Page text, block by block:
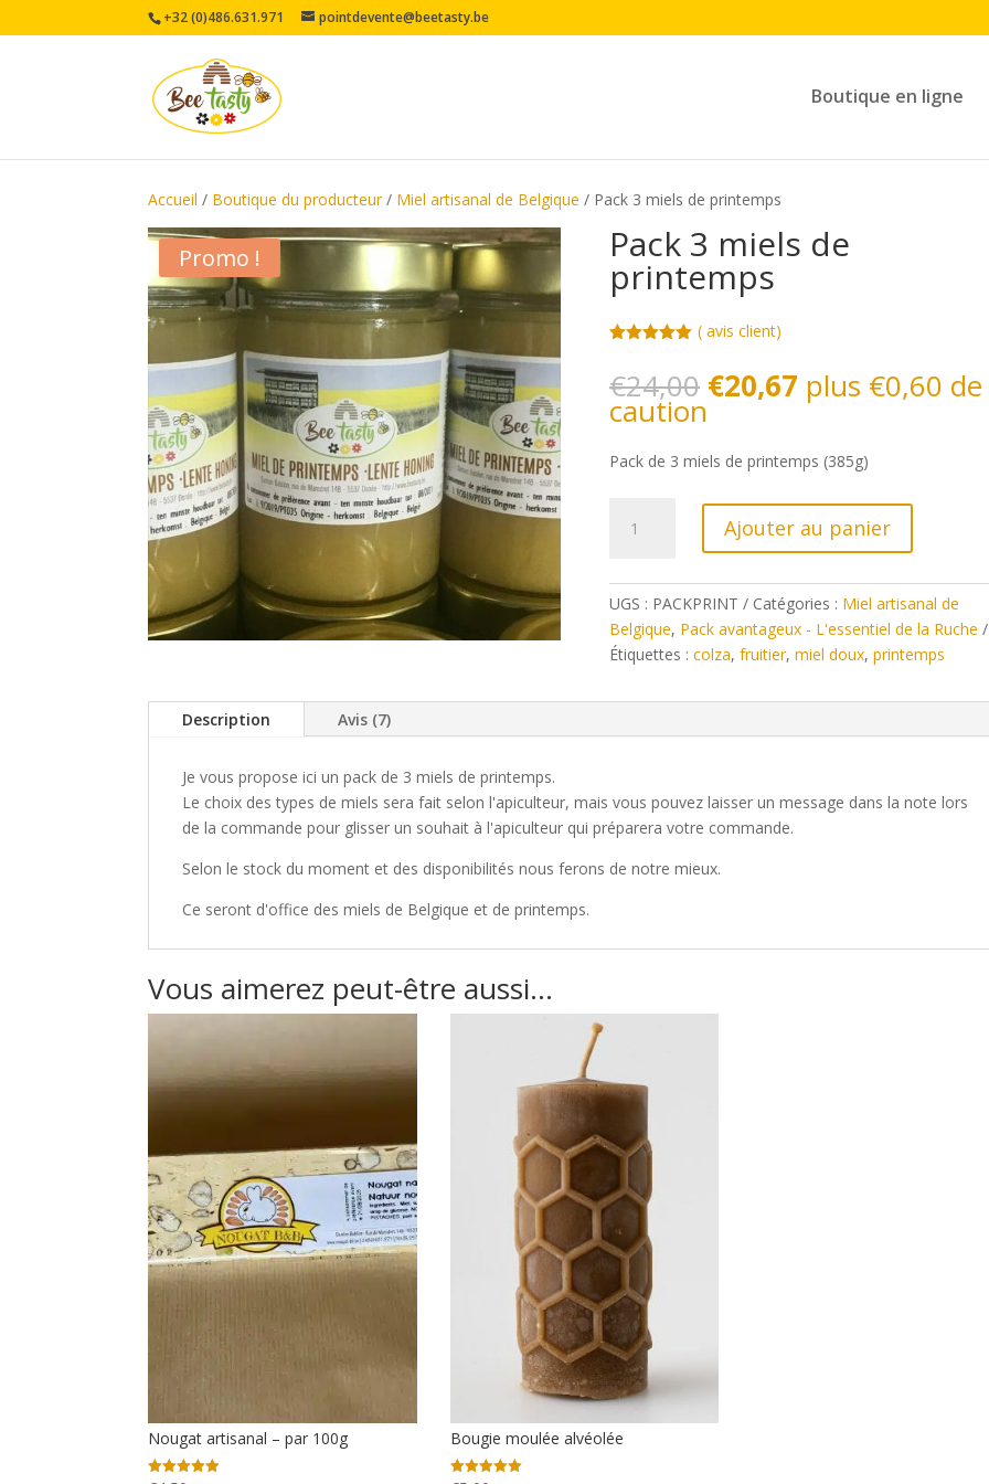
+32 (0)486.631.971 pointdevente@beetasty.be
Boutique en ligne
Accueil / Boutique du producteur/ Miel artisanal de Belgique / Pack 3 miels de printemps
Promo ! Pack 3 miels de
printemps
basé sur
notations
client
(avis client)
€24,00 Le
prix
était :
€20,67Le
prix
est :
plus €0,60 de
caution
Pack de 3 miels de printemps (385g)
3
miels
de
printemps
Ajouter au panier
UGS : PACKPRINT Catégories : Miel artisanal de
Belgique, Pack avantageux - L'essentiel de la Ruche
Étiquettes : colza, fruitier, miel doux, printemps
Description Avis (7)
Je vous propose ici un pack de 3 miels de printemps.
Le choix des types de miels sera fait selon l'apiculteur, mais vous pouvez laisser un message dans la note lors
de la commande pour glisser un souhait à l'apiculteur qui préparera votre commande.
Selon le stock du moment et des disponibilités nous ferons de notre mieux.
Ce seront d'office des miels de Belgique et de printemps.
Vous aimerez peut-être aussi…
Nougat artisanal – par 100g Bougie moulée alvéolée